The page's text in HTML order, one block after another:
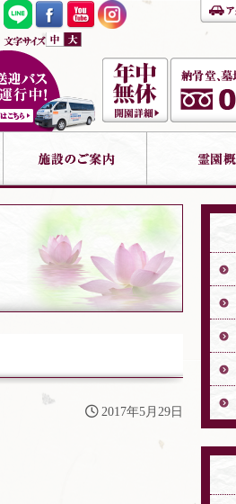
2017年5月29日